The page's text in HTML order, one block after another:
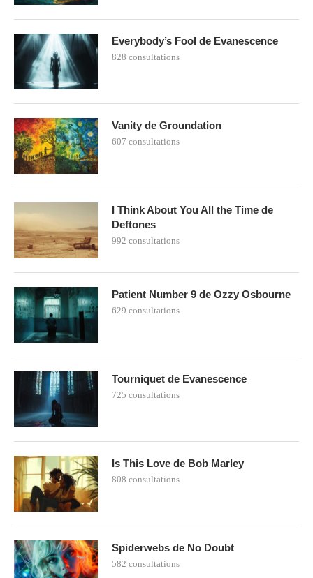
Everybody’s Fool de Evanescence
828 consultations
Vanity de Groundation
607 consultations
I Think About You All the Time de
Deftones
992 consultations
Patient Number 9 de Ozzy Osbourne
629 consultations
Tourniquet de Evanescence
725 consultations
Is This Love de Bob Marley
808 consultations
Spiderwebs de No Doubt
582 consultations